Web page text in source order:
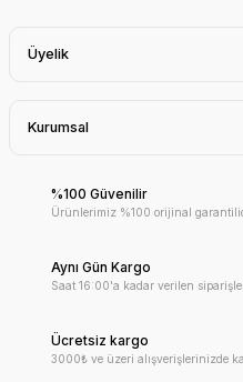
Üyelik
Kurumsal
%100 Güvenilir
Ürünlerimiz %100 orijinal
Aynı Gün Kargo
Saat 16:00'a kadar verilen
Ücretsiz kargo
3000₺ ve üzeri alışverişlerinizde